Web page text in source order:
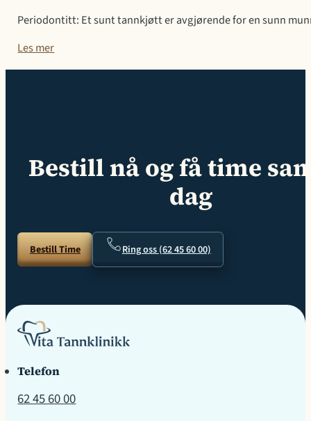
Periodontitt: Et sunt tannkjøtt er avgjørende for en sunn
Les mer
Bestill nå og få time
dag
Bestill Time Ring oss (62 45 60 00)
Telefon
62 45 60 00